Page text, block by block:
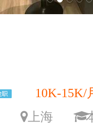
10K-15K/
上海